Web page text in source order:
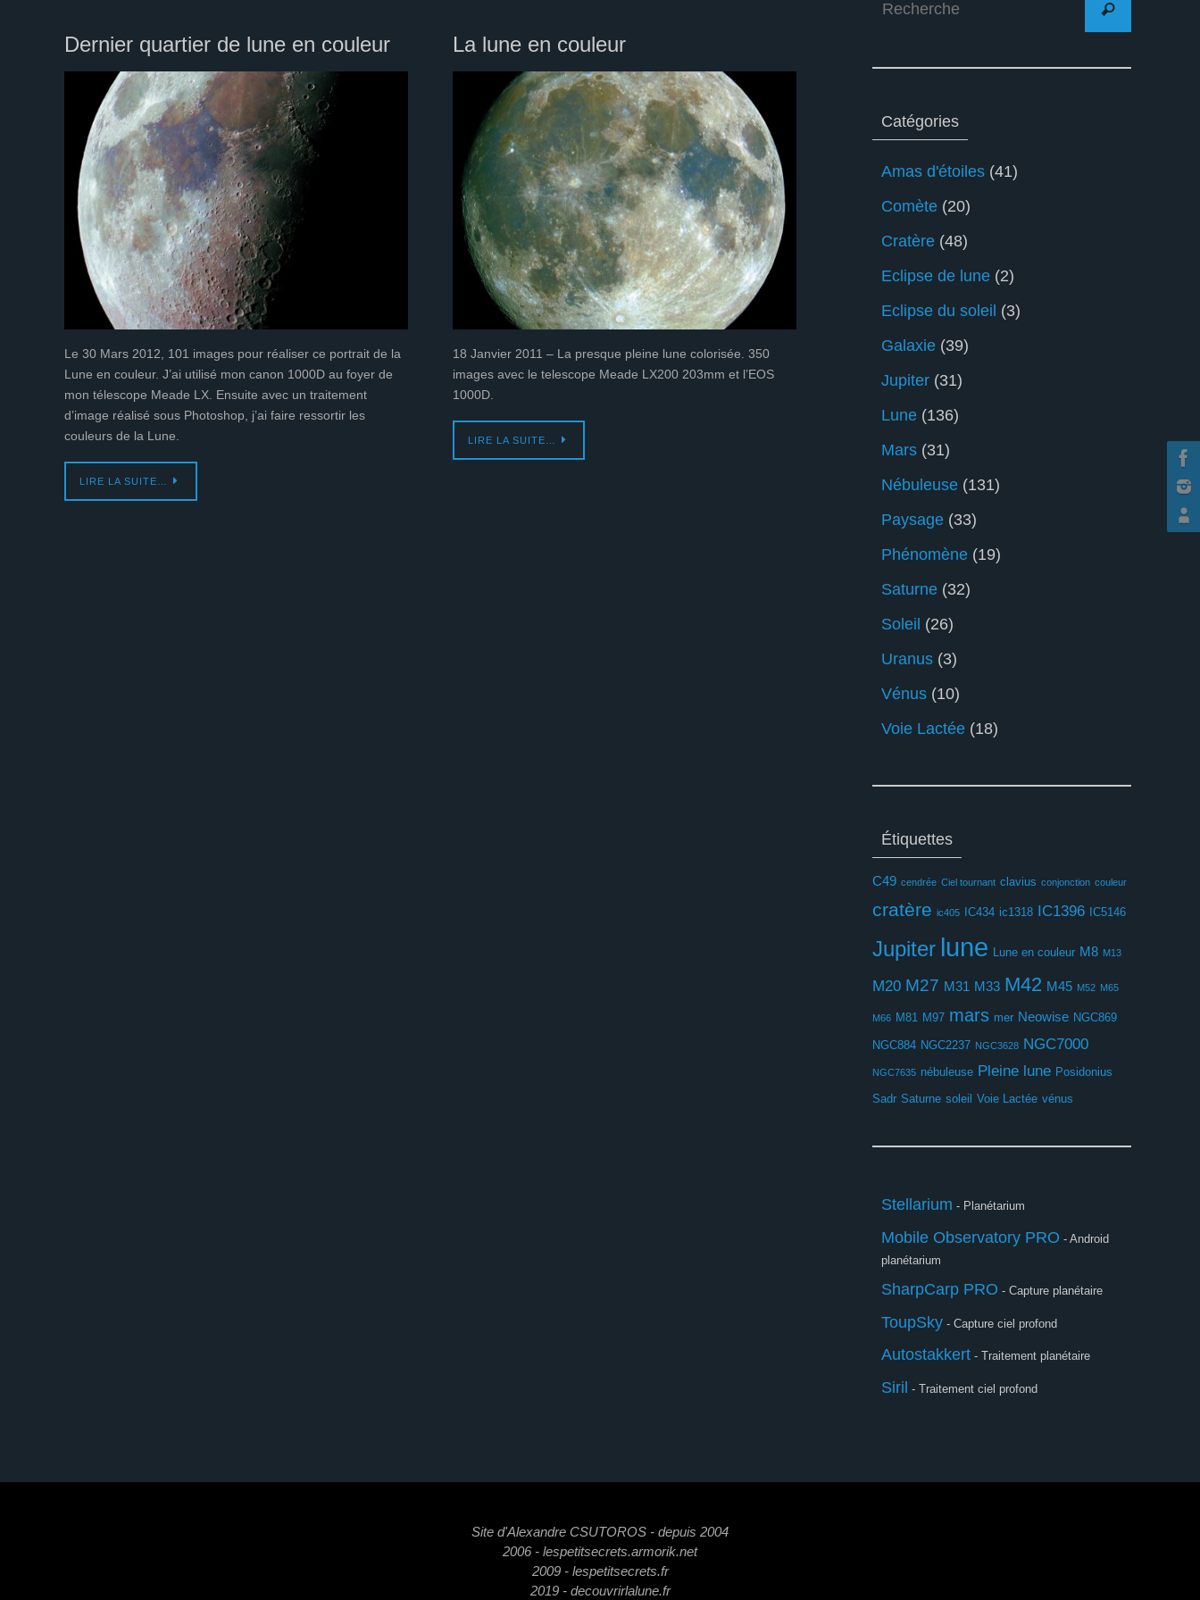
Dernier quartier de lune en couleur
Le 30 Mars 2012, 101 images pour réaliser ce portrait de la
Lune en couleur. J’ai utilisé mon canon 1000D au foyer de
mon télescope Meade LX. Ensuite avec un traitement
d’image réalisé sous Photoshop, j’ai faire ressortir les
couleurs de la Lune.
LIRE LA SUITE…
La lune en couleur
18 Janvier 2011 – La presque pleine lune colorisée. 350
images avec le telescope Meade LX200 203mm et l’EOS
1000D.
LIRE LA SUITE…
Recherche
Catégories
Amas d'étoiles (41)
Comète (20)
Cratère (48)
Eclipse de lune (2)
Eclipse du soleil (3)
Galaxie (39)
Jupiter (31)
Lune (136)
Mars (31)
Nébuleuse (131)
Paysage (33)
Phénomène (19)
Saturne (32)
Soleil (26)
Uranus (3)
Vénus (10)
Voie Lactée (18)
Étiquettes
C49 cendrée Ciel tournant clavius conjonction couleur
cratère ic405 IC434 ic1318 IC1396 IC5146
Jupiter lune Lune en couleur M8 M13
M20 M27 M31 M33 M42 M45 M52 M65
M66 M81 M97 mars mer Neowise NGC869
NGC884 NGC2237 NGC3628 NGC7000
NGC7635 nébuleuse Pleine lune Posidonius
Sadr Saturne soleil Voie Lactée vénus
Stellarium - Planétarium
Mobile Observatory PRO - Android
planétarium
SharpCarp PRO - Capture planétaire
ToupSky - Capture ciel profond
Autostakkert - Traitement planétaire
Siril - Traitement ciel profond
Site d'Alexandre CSUTOROS - depuis 2004
2006 - lespetitsecrets.armorik.net
2009 - lespetitsecrets.fr
2019 - decouvrirlalune.fr